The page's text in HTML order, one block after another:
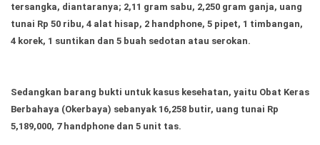
Indonesia
.
All
Right
Reserve
tersangka, diantaranya; 2,11 gram sabu, 2,250 gram ganja, uang
tunai Rp 50 ribu, 4 alat hisap, 2 handphone, 5 pipet, 1 timbangan,
4 korek, 1 suntikan dan 5 buah sedotan atau serokan.
Sedangkan barang bukti untuk kasus kesehatan, yaitu Obat Keras
Berbahaya (Okerbaya) sebanyak 16,258 butir, uang tunai Rp
5,189,000, 7 handphone dan 5 unit tas.